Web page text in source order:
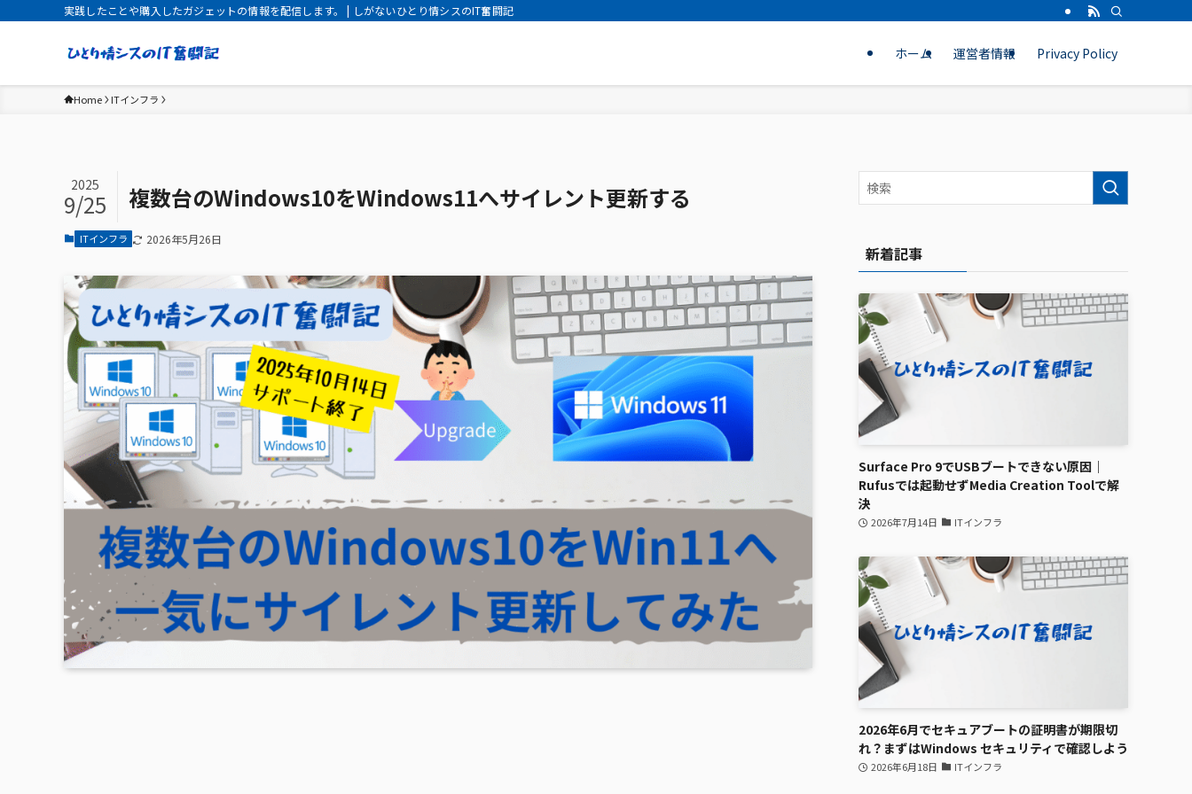
実践したことや購入したガジェットの情報を配信します。 | しがないひとり情シスのIT奮闘記
ホーム 運営者情報 Privacy Policy
Home ITインフラ
複数台のWindows10をWindows11へサイレント更新する
2025
9/25
ITインフラ 2026年5月26日
新着記事
Surface Pro 9でUSBブートできない原因｜
Rufusでは起動せずMedia Creation Toolで解
決
2026年7月14日 ITインフラ
2026年6月でセキュアブートの証明書が期限切
れ？まずはWindows セキュリティで確認しよう
2026年6月18日 ITインフラ